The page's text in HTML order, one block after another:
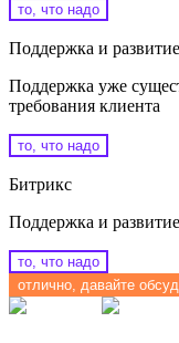
то, что надо
Поддержка и
Поддержка уже
требования клиента
то, что надо
Битрикс
Поддержка и
то, что надо
отлично, давайте